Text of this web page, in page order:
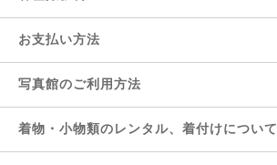
お支払い方法
写真館のご利用方法
着物・小物類のレンタル、着付けについて